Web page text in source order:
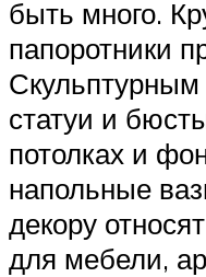
быть много.
папоротники
статуи и
потолках и
напольные
декору
для мебели,